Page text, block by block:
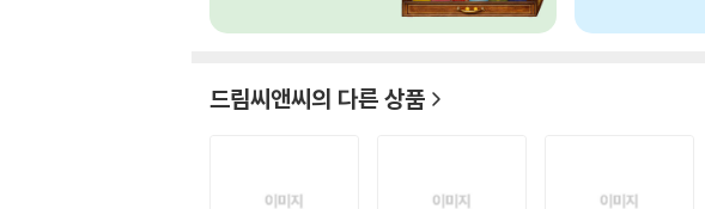
드림씨앤씨의 다른 상품